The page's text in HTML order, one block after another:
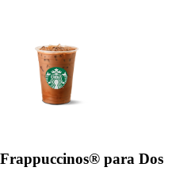
Frappuccinos® para Dos